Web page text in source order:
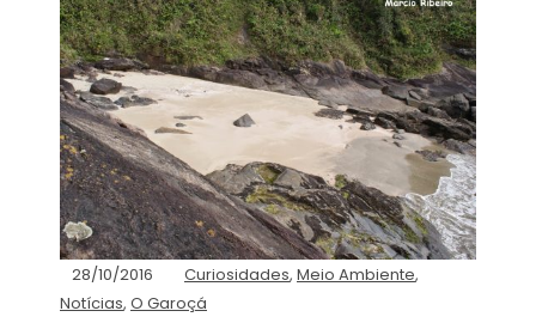
28/10/2016 Curiosidades, Meio Ambiente,
Notícias, O Garoçá